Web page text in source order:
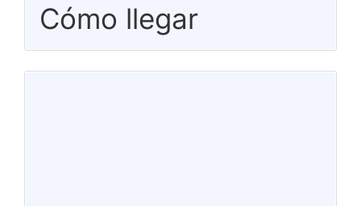
Cómo llegar